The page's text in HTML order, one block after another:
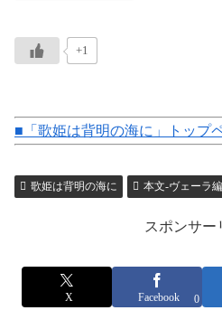
+1
■「歌姫は背明の海に」トップ
歌姫は背明の海に 本文-ヴェーラ
スポンサー
X Facebook 0